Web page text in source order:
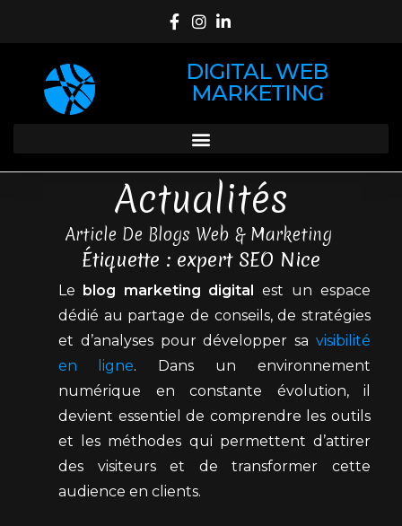
DIGITAL WEB
MARKETING
Actualités
Article De Blogs Web & Marketing
Étiquette : expert SEO Nice
Le blog marketing digital est un espace
dédié au partage de conseils, de stratégies
et d’analyses pour développer sa visibilité
en ligne. Dans un environnement
numérique en constante évolution, il
devient essentiel de comprendre les outils
et les méthodes qui permettent d’attirer
des visiteurs et de transformer cette
audience en clients.